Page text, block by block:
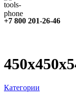
+7 800 201-26-46
Категории